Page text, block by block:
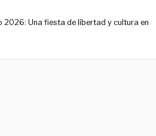
2026: Una fiesta de libertad y cultura en